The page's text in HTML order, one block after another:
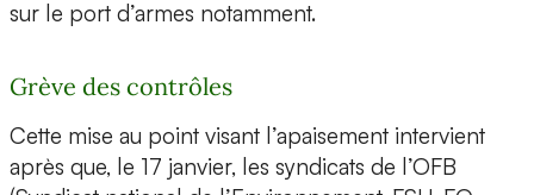
sur le port d’armes notamment.
Grève des contrôles
Cette mise au point visant l’apaisement intervient
après que, le 17 janvier, les syndicats de l’OFB